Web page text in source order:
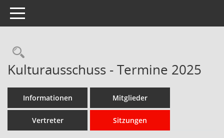
Toggle navigation
Rechercheauswahl
Kulturausschuss - Termine 2025
Informationen Mitglieder
Vertreter Sitzungen